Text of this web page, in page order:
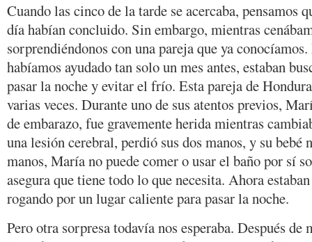
Cuando las cinco de la tarde se acercaba, pensamos
día habían concluido. Sin embargo, mientras
sorprendiéndonos con una pareja que ya
habíamos ayudado tan solo un mes antes, estaban
pasar la noche y evitar el frío. Esta pareja de
varias veces. Durante uno de sus atentos previos,
de embarazo, fue gravemente herida mientras
una lesión cerebral, perdió sus dos manos, y su bebé
manos, María no puede comer o usar el baño por sí
asegura que tiene todo lo que necesita. Ahora
rogando por un lugar caliente para pasar la noche.
Pero otra sorpresa todavía nos esperaba. Después de